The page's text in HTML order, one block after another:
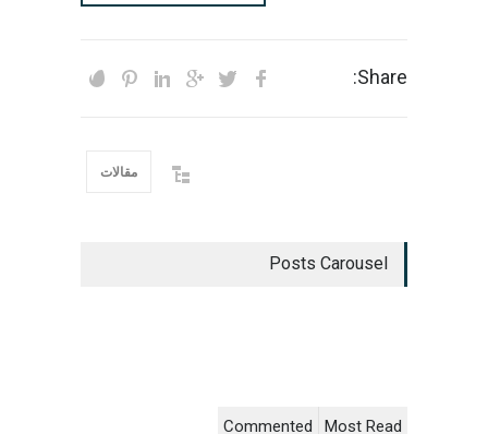
Share:
مقالات
Posts Carousel
Most Read
Commented